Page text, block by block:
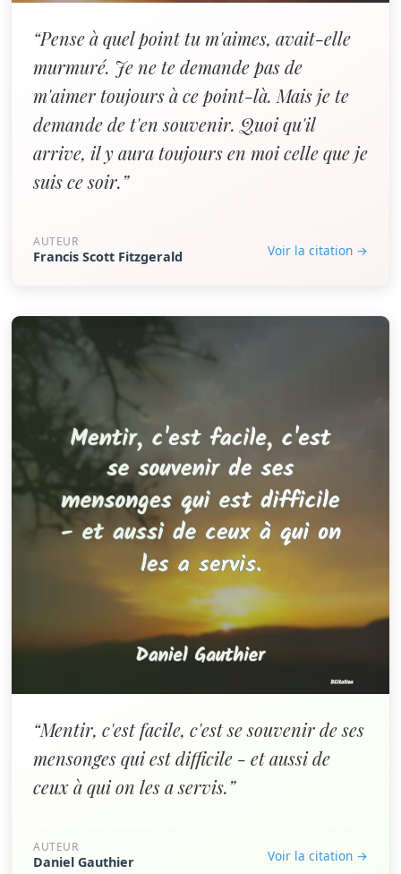
“Pense à quel point tu m'aimes, avait-elle
murmuré. Je ne te demande pas de
m'aimer toujours à ce point-là. Mais je te
demande de t'en souvenir. Quoi qu'il
arrive, il y aura toujours en moi celle que je
suis ce soir.”
AUTEUR
Francis Scott Fitzgerald Voir la citation →
“Mentir, c'est facile, c'est se souvenir de ses
mensonges qui est difficile - et aussi de
ceux à qui on les a servis.”
AUTEUR
Daniel Gauthier Voir la citation →